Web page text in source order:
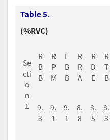
Table 5.
(%RVC)
Se
cti
o
n
1
R
B
B
R
P
M
L
B
B
R
R
A
R
D
E
R
T
B
9.
3
9.
1
9.
1
8.
8
8.
5
8.
3